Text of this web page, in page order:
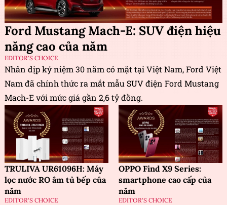
Ford Mustang Mach-E: SUV điện hiệu
năng cao của năm
EDITOR'S CHOICE
Nhân dịp kỷ niệm 30 năm có mặt tại Việt Nam, Ford Việt
Nam đã chính thức ra mắt mẫu SUV điện Ford Mustang
Mach-E với mức giá gần 2,6 tỷ đồng.
TRULIVA UR61096H: Máy
lọc nước RO âm tủ bếp của
năm
EDITOR'S CHOICE
OPPO Find X9 Series:
smartphone cao cấp của
năm
EDITOR'S CHOICE